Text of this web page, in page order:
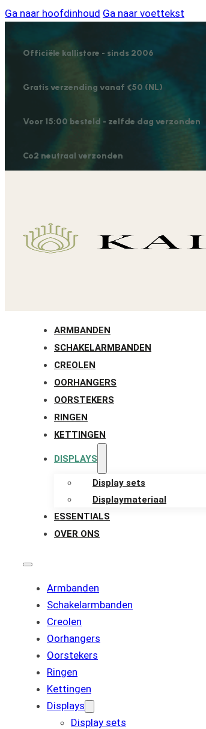
Ga naar hoofdinhoud Ga naar voettekst
Officiële kallistore - sinds 2006
Gratis verzending vanaf €50 (NL)
Voor 15:00 besteld - zelfde dag verzonden
Co2 neutraal verzonden
ARMBANDEN
SCHAKELARMBANDEN
CREOLEN
OORHANGERS
OORSTEKERS
RINGEN
KETTINGEN
DISPLAYS
Display sets
Displaymateriaal
ESSENTIALS
OVER ONS
Armbanden
Schakelarmbanden
Creolen
Oorhangers
Oorstekers
Ringen
Kettingen
Displays
Display sets